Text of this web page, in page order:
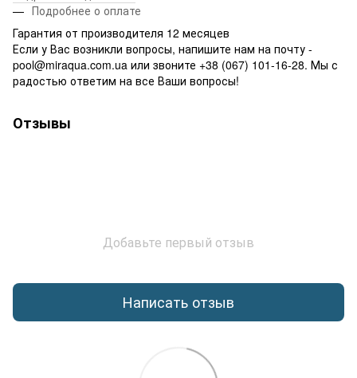
Подробнее о оплате
Гарантия от производителя 12 месяцев
Если у Вас возникли вопросы, напишите нам на почту -
pool@miraqua.com.ua или звоните +38 (067) 101-16-28. Мы с
радостью ответим на все Ваши вопросы!
Отзывы
Добавьте первый отзыв
Написать отзыв